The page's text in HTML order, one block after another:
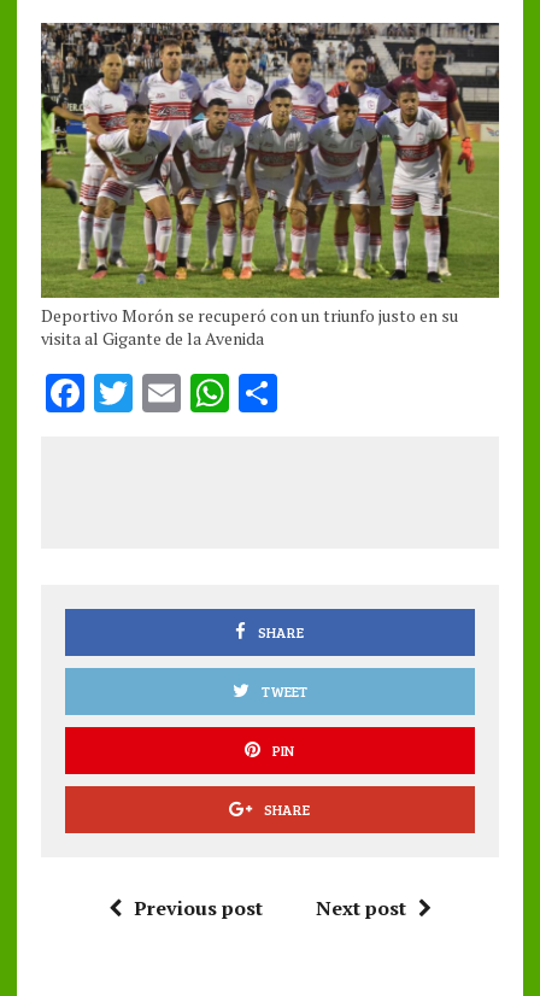
Deportivo Morón se recuperó con un triunfo justo en su
visita al Gigante de la Avenida
F
k
T E W
p
S
SHARE
TWEET
PIN
SHARE
Previous post Next post